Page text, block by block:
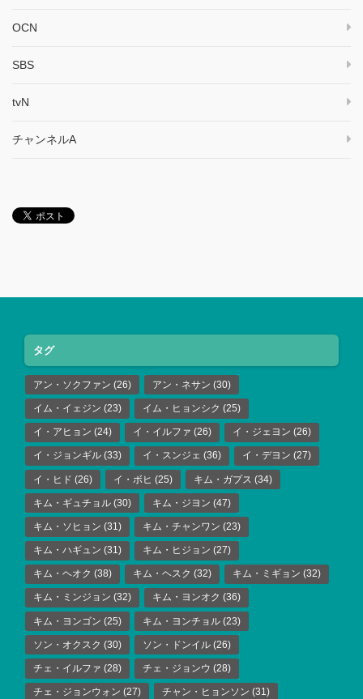
OCN
SBS
tvN
チャンネルA
タグ
アン・ソクファン (26) アン・ネサン (30)
イム・イェジン (23) イム・ヒョンシク (25)
イ・アヒョン (24) イ・イルファ (26) イ・ジェヨン (26)
イ・ジョンギル (33) イ・スンジェ (36) イ・デヨン (27)
イ・ヒド (26) イ・ボヒ (25) キム・ガプス (34)
キム・ギュチョル (30) キム・ジヨン (47)
キム・ソヒョン (31) キム・チャンワン (23)
キム・ハギュン (31) キム・ヒジョン (27)
キム・ヘオク (38) キム・ヘスク (32) キム・ミギョン (32)
キム・ミンジョン (32) キム・ヨンオク (36)
キム・ヨンゴン (25) キム・ヨンチョル (23)
ソン・オクスク (30) ソン・ドンイル (26)
チェ・イルファ (28) チェ・ジョンウ (28)
チェ・ジョンウォン (27) チャン・ヒョンソン (31)